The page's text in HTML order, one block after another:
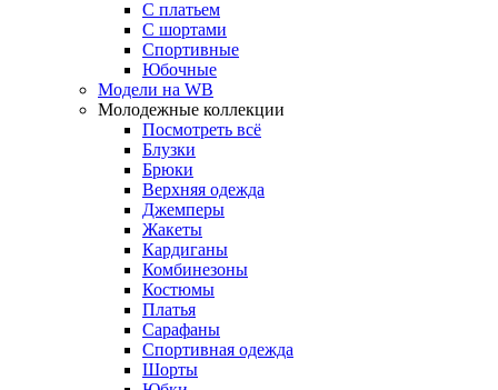
С платьем
С шортами
Спортивные
Юбочные
Модели на WB
Молодежные коллекции
Посмотреть всё
Блузки
Брюки
Верхняя одежда
Джемперы
Жакеты
Кардиганы
Комбинезоны
Костюмы
Платья
Сарафаны
Спортивная одежда
Шорты